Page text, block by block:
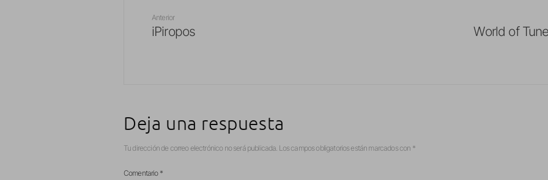
Anterior
iPiropos
World of
Deja una respuesta
Tu dirección de correo electrónico no será publicada. Los campos obligatorios están marcados con *
Comentario *